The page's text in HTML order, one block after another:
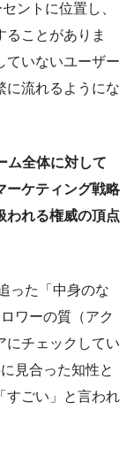
ントに位置し、
ることがありま
ていないユーザー
に流れるようにな
ム全体に対して
ーケティング戦略
われる権威の頂点
った「中身のな
ワーの質（アク
にチェックしてい
見合った知性と
すごい」と言われ